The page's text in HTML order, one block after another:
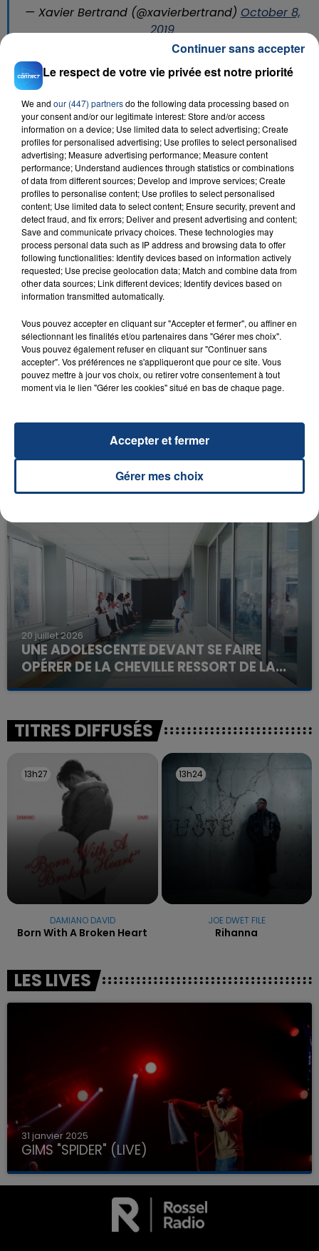
— Xavier Bertrand (@xavierbertrand) October 8,
2019
Téléchargez gratuitement l'application Contact FM
sur
et
Born With A Broken Heart
DAMIANO DAVID
RADIO CONTACT
FIL D'ACTU
INCENDIE MORTEL À LENS : UNE FEMME ET
SON BÉBÉ ENTRE LA VIE ET LA...
aspergé sa compagne et leur bébé de trois mois
d'un liquide inflammable.
20 juillet 2026
UNE ADOLESCENTE DEVANT SE FAIRE
OPÉRER DE LA CHEVILLE RESSORT DE LA...
La famille a porté plainte contre la clinique qui a
excuses.
TITRES DIFFUSÉS
13h27
13h27
DAMIANO DAVID
Born With A Broken Heart
13h24
13h24
JOE DWET FILE
Rihanna
LES LIVES
31 janvier 2025
GIMS "SPIDER" (LIVE)
Le respect de votre vie privée est notre priorité
We and our (447) partnersdo the following data processing based on
your consent and/or our legitimate interest: Store and/or access
information on a device; Use limited data to select advertising; Create
profiles for personalised advertising; Use profiles to select personalised
advertising; Measure advertising performance; Measure content
performance; Understand audiences through statistics or combinations
of data from different sources; Develop and improve services; Create
profiles to personalise content; Use profiles to select personalised
content; Use limited data to select content; Ensure security, prevent and
detect fraud, and fix errors; Deliver and present advertising and content;
Save and communicate privacy choices. These technologies may
process personal data such as IP address and browsing data to offer
following functionalities: Identify devices based on information actively
requested; Use precise geolocation data; Match and combine data from
other data sources; Link different devices; Identify devices based on
information transmitted automatically.
Vous pouvez accepter en cliquant sur "Accepter et fermer", ou affiner en
sélectionnant les finalités et/ou partenaires dans "Gérer mes choix".
Vous pouvez également refuser en cliquant sur "Continuer sans
accepter". Vos préférences ne s'appliqueront que pour ce site. Vous
pouvez mettre à jour vos choix, ou retirer votre consentement à tout
moment via le lien "Gérer les cookies" situé en bas de chaque page.
Gérer mes choix
Accepter et fermer
Continuer sans accepter